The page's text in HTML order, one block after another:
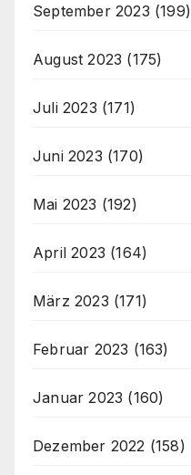
September 2023 (199)
August 2023 (175)
Juli 2023 (171)
Juni 2023 (170)
Mai 2023 (192)
April 2023 (164)
März 2023 (171)
Februar 2023 (163)
Januar 2023 (160)
Dezember 2022 (158)